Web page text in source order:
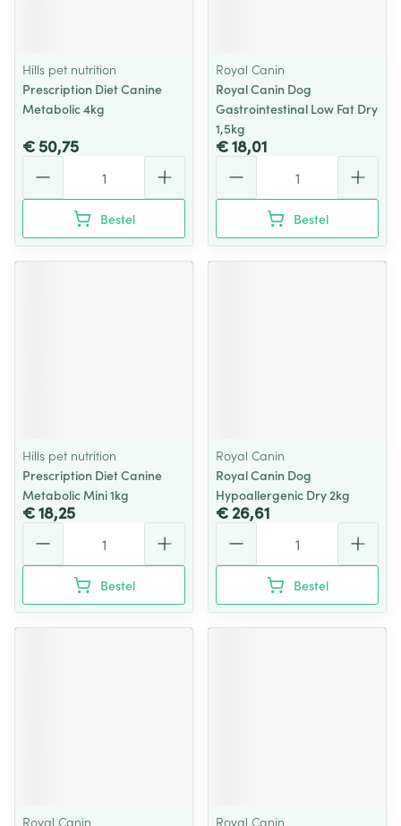
Hills pet nutrition
Prescription Diet Canine
Metabolic 4kg
€ 50,75
Bestel
Royal Canin
Royal Canin Dog
Gastrointestinal Low Fat Dry
1,5kg
€ 18,01
Bestel
Hills pet nutrition
Prescription Diet Canine
Metabolic Mini 1kg
€ 18,25
Bestel
Royal Canin
Royal Canin Dog
Hypoallergenic Dry 2kg
€ 26,61
Bestel
Royal Canin Royal Canin